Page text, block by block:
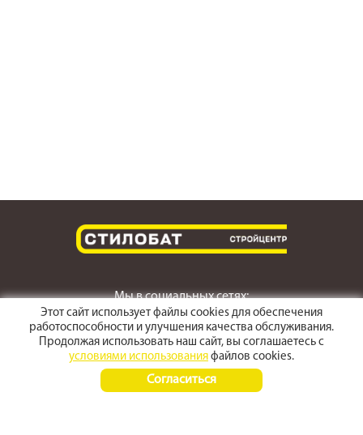
Мы в социальных сетях:
г. Светлоград,
ул. Пушкина 167
Этот сайт использует файлы cookies для обеспечения
работоспособности и улучшения качества обслуживания.
Продолжая использовать наш сайт, вы соглашаетесь с
условиями использования файлов cookies.
Согласиться